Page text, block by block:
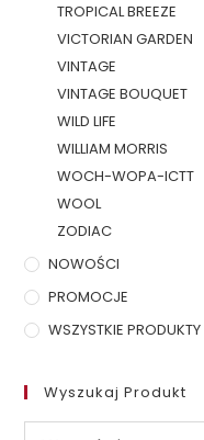
TROPICAL BREEZE
VICTORIAN GARDEN
VINTAGE
VINTAGE BOUQUET
WILD LIFE
WILLIAM MORRIS
WOCH-WOPA-ICTT
WOOL
ZODIAC
NOWOŚCI
PROMOCJE
WSZYSTKIE PRODUKTY
Wyszukaj Produkt